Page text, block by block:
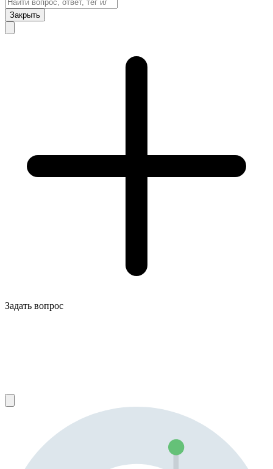
Закрыть
Задать вопрос